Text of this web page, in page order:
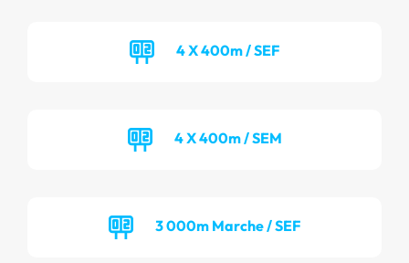
4 X 400m / SEF
4 X 400m / SEM
3 000m Marche / SEF